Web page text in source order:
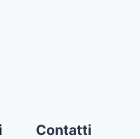
Contatti